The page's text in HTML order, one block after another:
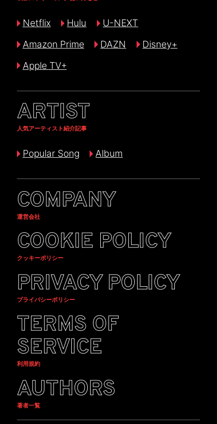
Netflix Hulu
U-NEXT
Amazon Prime
DAZN
Disney+
Apple TV+
ARTIST
人気アーティスト紹介記事
Popular Song Album
COMPANY
運営会社
COOKIE POLICY
クッキーポリシー
PRIVACY POLICY
プライバシーポリシー
TERMS OF
SERVICE
利用規約
AUTHORS
著者一覧